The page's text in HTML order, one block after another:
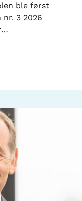
ble først
nr. 3 2026